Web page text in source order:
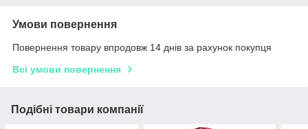
Умови повернення
Повернення товару впродовж 14 днів за рахунок покупця
Всі умови повернення
Подібні товари компанії